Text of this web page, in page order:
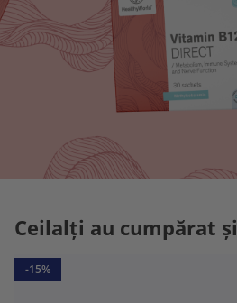
Ceilalți au cumpărat și
-15%